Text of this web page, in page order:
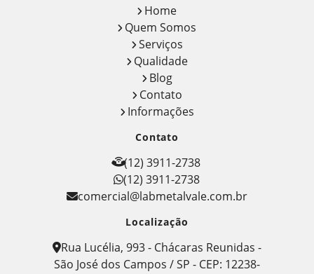
Home
Quem Somos
Serviços
Qualidade
Blog
Contato
Informações
Contato
(12) 3911-2738
(12) 3911-2738
comercial@labmetalvale.com.br
Localização
Rua Lucélia, 993 - Chácaras Reunidas -
São José dos Campos / SP - CEP: 12238-